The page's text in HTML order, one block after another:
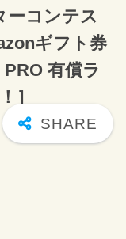
ーコンテス
ギフト券
有償ラ
］